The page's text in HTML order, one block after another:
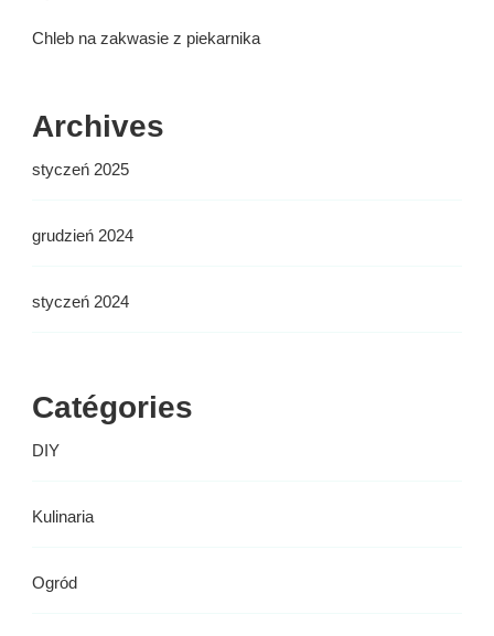
Chleb na zakwasie z piekarnika
Archives
styczeń 2025
grudzień 2024
styczeń 2024
Catégories
DIY
Kulinaria
Ogród